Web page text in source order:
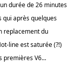
durée de 26 minutes
après quelques
replacement du
line est saturée (?!)
premières V6...